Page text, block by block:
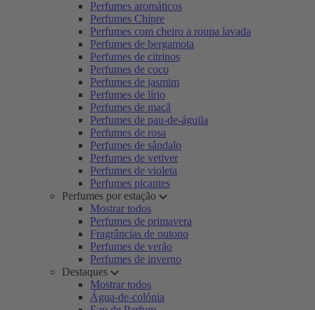
Perfumes aromáticos
Perfumes Chipre
Perfumes com cheiro a roupa lavada
Perfumes de bergamota
Perfumes de citrinos
Perfumes de coco
Perfumes de jasmim
Perfumes de lírio
Perfumes de maçã
Perfumes de pau-de-águila
Perfumes de rosa
Perfumes de sândalo
Perfumes de vetiver
Perfumes de violeta
Perfumes picantes
Perfumes por estação
Mostrar todos
Perfumes de primavera
Fragrâncias de outono
Perfumes de verão
Perfumes de inverno
Destaques
Mostrar todos
Água-de-colónia